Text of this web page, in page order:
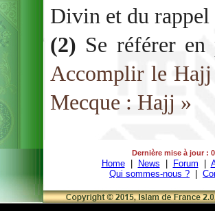
Divin et du rappel
(2) Se référer
Accomplir le
Mecque : Hajj »
Dernière mise à jour :
Home| News | Forum |
Qui sommes-nous ? |